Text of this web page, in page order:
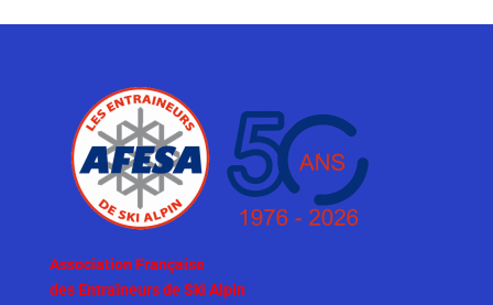
Association Française
des Entraîneurs de Ski Alpin